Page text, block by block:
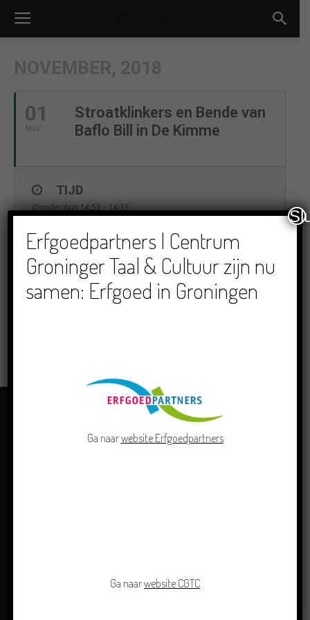
01
NOV
Stroatklinkers en Bende van
Baflo Bill in De Kimme
TIJD
(Donderdag) 14:55 - 14:55
LOCATIE
De Kimme, Zuidlaren
OVER ONS
Erfgoedpartners | Centrum
Groninger Taal & Cultuur zijn nu
samen: Erfgoed in Groningen
Ga naarwebsite Erfgoedpartners
Ga naarwebsite CGTC